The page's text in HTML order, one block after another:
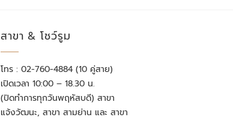
สาขา & โชว์รูม
โทร : 02-760-4884 (10 คู่สาย)
เปิดเวลา 10:00 – 18.30 น.
(ปิดทำการทุกวันพฤหัสบดี) สาขา
แจ้งวัฒนะ, สาขา สามย่าน และ สาขา